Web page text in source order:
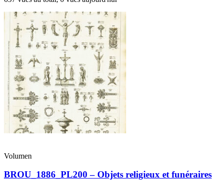
Volumen
BROU_1886_PL200 – Objets religieux et funéraires